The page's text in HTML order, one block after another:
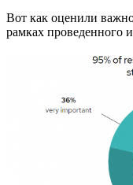
Вот как оценили
рамках проведенного